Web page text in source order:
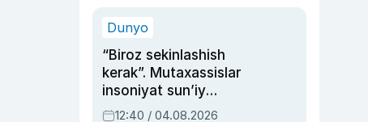
Dunyo
“Biroz sekinlashish
kerak”. Mutaxassislar
insoniyat sun’iy
intellektni boshqara
12:40 / 04.08.2026